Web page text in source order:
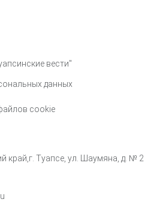
вести"
данных
cookie
край,г. Туапсе, ул. Шаумяна, д. № 2